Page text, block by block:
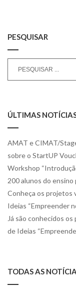
PESQUISAR
ÚLTIMAS
AMAT e CIMAT/
sobre o StartUP
Workshop
200 alunos do
Conheça os projetos
Ideias “Empreender
Já são conhecidos
de Ideias
TODAS AS